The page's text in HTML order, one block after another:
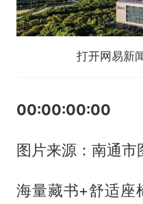
打开网易新
00:00:00:00
图片来源：南通市
海量藏书+舒适座